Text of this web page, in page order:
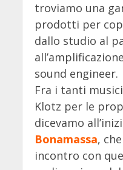
troviamo una
prodotti per
dallo studio al
sound engineer.
Fra i tanti
Klotz per le
dicevamo
Bonamassa,
incontro con